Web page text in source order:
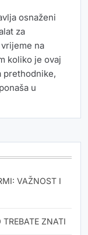
osnaženi
za
na
koliko je ovaj
prethodnike,
u
VAŽNOST I
TREBATE ZNATI